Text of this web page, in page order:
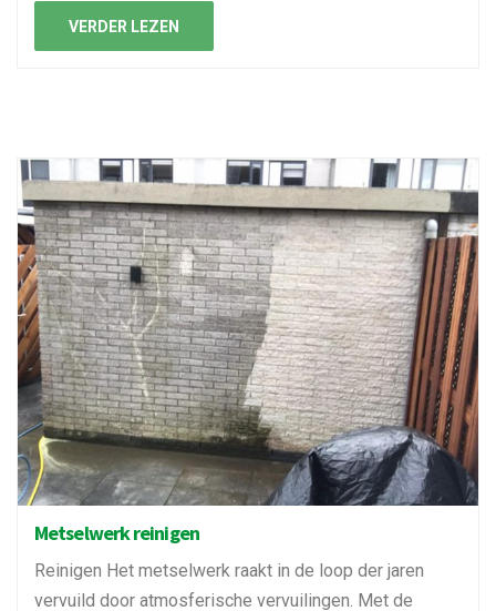
VERDER LEZEN
Metselwerk reinigen
Reinigen Het metselwerk raakt in de loop der jaren
vervuild door atmosferische vervuilingen. Met de